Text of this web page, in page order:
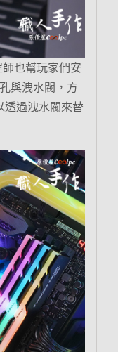
也幫玩家們安
與洩水閥，方
透過洩水閥來替